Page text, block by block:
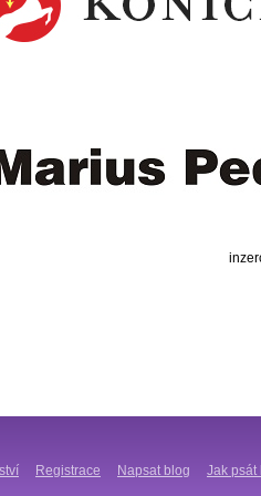
Registrace Napsat blog Jak psát